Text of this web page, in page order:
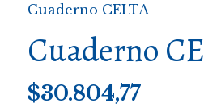
Cuaderno CELTA
Cuaderno
$30.804,77